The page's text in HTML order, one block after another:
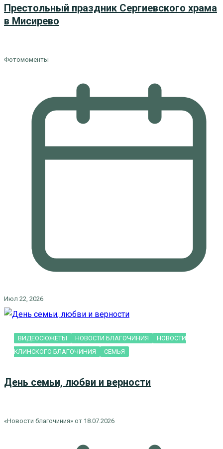
Престольный праздник Сергиевского храма
в Мисирево
Фотомоменты
Июл 22, 2026
ВИДЕОСЮЖЕТЫ НОВОСТИ БЛАГОЧИНИЯ
НОВОСТИ
КЛИНСКОГО БЛАГОЧИНИЯ
СЕМЬЯ
День семьи, любви и верности
«Новости благочиния» от 18.07.2026